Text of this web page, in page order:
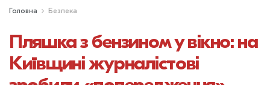
Головна Безпека
Пляшка з бензином у вікно: на
Київщині журналістові